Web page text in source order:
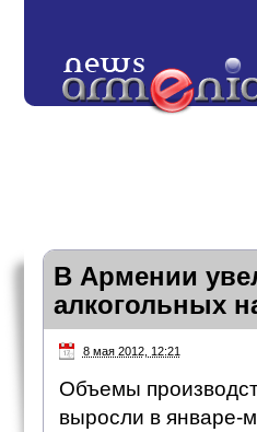
В Армении
алкогольных
8 мая 2012, 12:21
Объемы
выросли в январе-